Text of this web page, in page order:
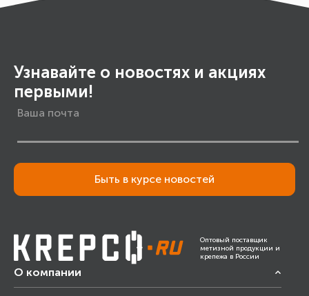
Узнавайте о новостях и акциях
первыми!
Быть в курсе новостей
Оптовый поставщик
метизной продукции и
крепежа в России
О компании